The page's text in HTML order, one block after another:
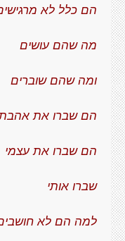
הם כלל לא
מה שהם עושים
ומה שהם שוברים
הם שברו את
הם שברו את עצמי
שברו אותי
למה הם לא